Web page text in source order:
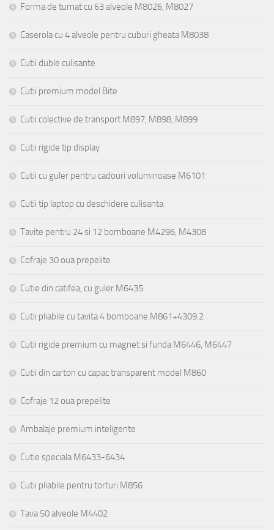
Forma de turnat cu 63 alveole M8026, M8027
Caserola cu 4 alveole pentru cuburi gheata M8038
Cutii duble culisante
Cutii premium model Bite
Cutii colective de transport M897, M898, M899
Cutii rigide tip display
Cutii cu guler pentru cadouri voluminoase M6101
Cutii tip laptop cu deschidere culisanta
Tavite pentru 24 si 12 bomboane M4296, M4308
Cofraje 30 oua prepelite
Cutie din catifea, cu guler M6435
Cutii pliabile cu tavita 4 bomboane M861+4309.2
Cutii rigide premium cu magnet si funda M6446, M6447
Cutii din carton cu capac transparent model M860
Cofraje 12 oua prepelite
Ambalaje premium inteligente
Cutie speciala M6433-6434
Cutii pliabile pentru torturi M856
Tava 50 alveole M4402